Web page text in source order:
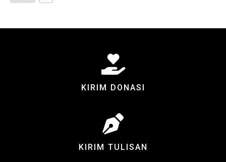
KIRIM DONASI
KIRIM TULISAN